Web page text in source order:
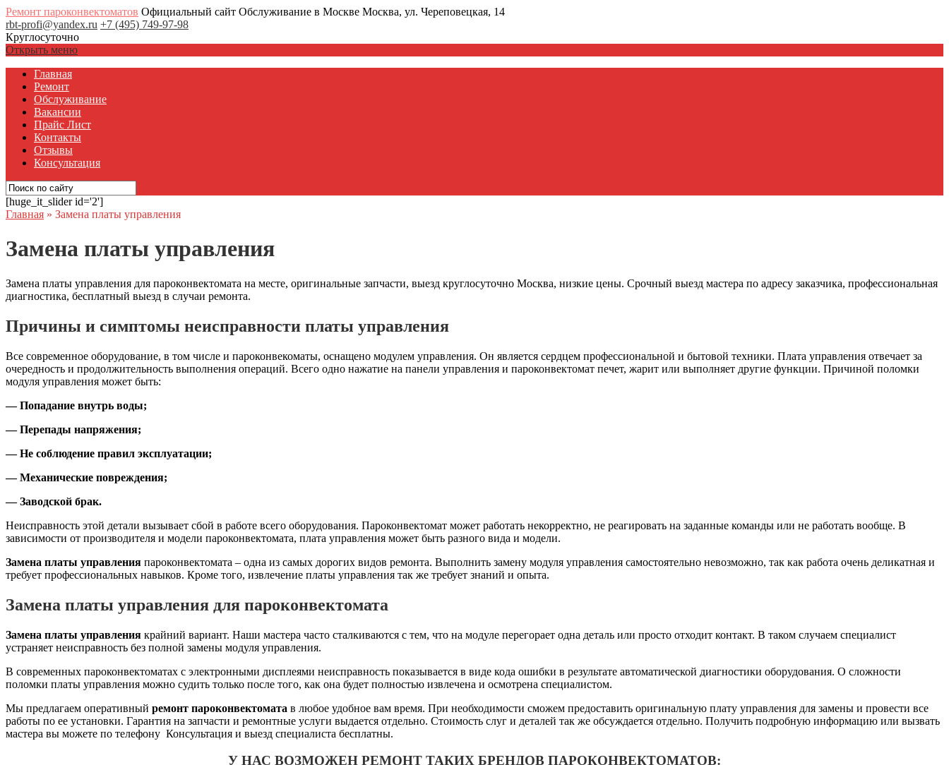
Ремонт пароконвектоматов Официальный сайт Обслуживание в Москве Москва, ул. Череповецкая, 14
rbt-profi@yandex.ru +7 (495) 749-97-98
Круглосуточно
Открыть меню
Главная
Ремонт
Обслуживание
Вакансии
Прайс Лист
Контакты
Отзывы
Консультация
[huge_it_slider id='2']
Главная » Замена платы управления
Замена платы управления
Замена платы управления для пароконвектомата на месте, оригинальные запчасти, выезд круглосуточно Москва, низкие цены. Срочный выезд мастера по адресу заказчика, профессиональная
диагностика, бесплатный выезд в случаи ремонта.
Причины и симптомы неисправности платы управления
Все современное оборудование, в том числе и пароконвекоматы, оснащено модулем управления. Он является сердцем профессиональной и бытовой техники. Плата управления отвечает за
очередность и продолжительность выполнения операций. Всего одно нажатие на панели управления и пароконвектомат печет, жарит или выполняет другие функции. Причиной поломки
модуля управления может быть:
— Попадание внутрь воды;
— Перепады напряжения;
— Не соблюдение правил эксплуатации;
— Механические повреждения;
— Заводской брак.
Неисправность этой детали вызывает сбой в работе всего оборудования. Пароконвектомат может работать некорректно, не реагировать на заданные команды или не работать вообще. В
зависимости от производителя и модели пароконвектомата, плата управления может быть разного вида и модели.
Замена платы управления пароконвектомата – одна из самых дорогих видов ремонта. Выполнить замену модуля управления самостоятельно невозможно, так как работа очень деликатная и
требует профессиональных навыков. Кроме того, извлечение платы управления так же требует знаний и опыта.
Замена платы управления для пароконвектомата
Замена платы управления крайний вариант. Наши мастера часто сталкиваются с тем, что на модуле перегорает одна деталь или просто отходит контакт. В таком случаем специалист
устраняет неисправность без полной замены модуля управления.
В современных пароконвектоматах с электронными дисплеями неисправность показывается в виде кода ошибки в результате автоматической диагностики оборудования. О сложности
поломки платы управления можно судить только после того, как она будет полностью извлечена и осмотрена специалистом.
Мы предлагаем оперативный ремонт пароконвектомата в любое удобное вам время. При необходимости сможем предоставить оригинальную плату управления для замены и провести все
работы по ее установки. Гарантия на запчасти и ремонтные услуги выдается отдельно. Стоимость слуг и деталей так же обсуждается отдельно. Получить подробную информацию или вызвать
мастера вы можете по телефону Консультация и выезд специалиста бесплатны.
У НАС ВОЗМОЖЕН РЕМОНТ ТАКИХ БРЕНДОВ ПАРОКОНВЕКТОМАТОВ: